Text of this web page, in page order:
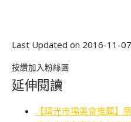
Last Updated on 2016-11-
按讚加入粉絲團
延伸閱讀
【晴光市場美食推薦】